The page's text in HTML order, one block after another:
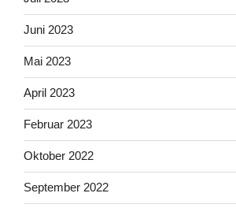
Juni 2023
Mai 2023
April 2023
Februar 2023
Oktober 2022
September 2022